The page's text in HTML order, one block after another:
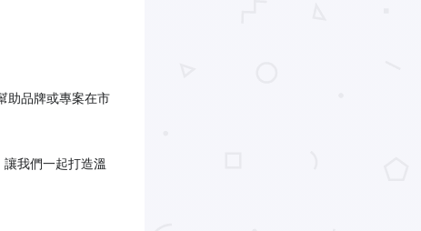
助品牌或專案在市
我們一起打造溫